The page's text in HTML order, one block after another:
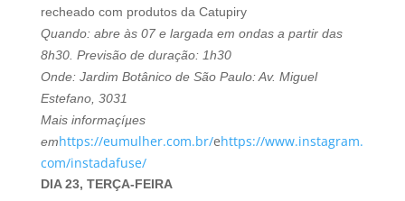
recheado com produtos da Catupiry
Quando: abre às 07 e largada em ondas a partir das
8h30. Previsão de duração: 1h30
Onde: Jardim Botânico de São Paulo: Av. Miguel
Estefano, 3031
Mais informaçíµes
emhttps://eumulher.com.br/ehttps://www.instagram.
com/instadafuse/
DIA 23, TERÇA-FEIRA